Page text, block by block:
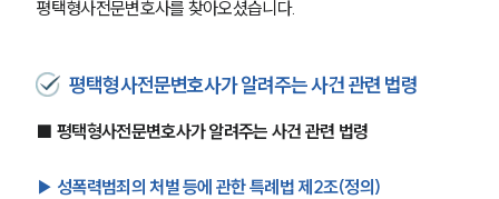
평택형사전문변호사를 찾아오셨습니다.
평택형사전문변호사가 알려주는 사건 관련 법령
■ 평택형사전문변호사가 알려주는 사건 관련 법령
▶ 성폭력범죄의 처벌 등에 관한 특례법 제2조(정의)